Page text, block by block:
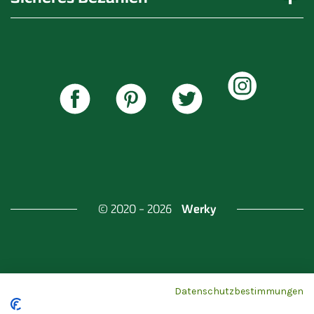
© 2020 - 2026 Werky
Datenschutzbestimmungen